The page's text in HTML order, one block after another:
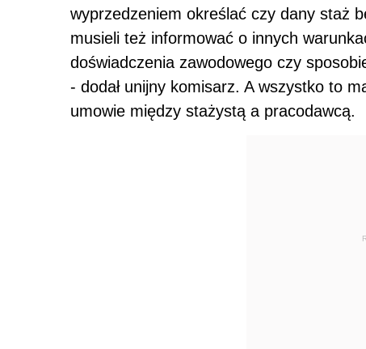
wyprzedzeniem określać czy dany staż
musieli też informować o innych
doświadczenia zawodowego czy
- dodał unijny komisarz. A wszystko to
umowie między stażystą a pracodawcą.